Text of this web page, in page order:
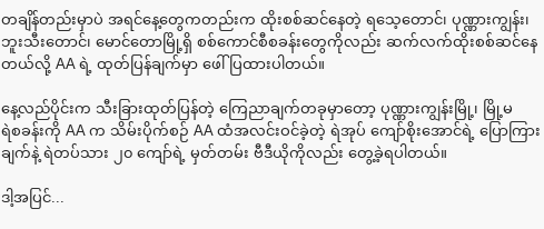
တချိန်တည်းမှာပဲ အရင်နေ့တွေကတည်းက ထိုးစစ်ဆင်နေတဲ့ ရသေ့တောင်၊ ပုဏ္ဏားကျွန်း၊
ဘူးသီးတောင်၊ မောင်တောမြို့ရှိ စစ်ကောင်စီစခန်းတွေကိုလည်း ဆက်လက်ထိုးစစ်ဆင်နေ
တယ်လို့ AA ရဲ့ ထုတ်ပြန်ချက်မှာ ဖေါ်ပြထားပါတယ်။
နေ့လည်ပိုင်းက သီးခြားထုတ်ပြန်တဲ့ ကြေညာချက်တခုမှာတော့ ပုဏ္ဏားကျွန်းမြို့၊ မြို့မ
ရဲစခန်းကို AA က သိမ်းပိုက်စဉ် AA ထံအလင်းဝင်ခဲ့တဲ့ ရဲအုပ် ကျော်စိုးအောင်ရဲ့ ပြောကြား
ချက်နဲ့ ရဲတပ်သား ၂၀ ကျော်ရဲ့ မှတ်တမ်း ဗီဒီယိုကိုလည်း တွေ့ခဲ့ရပါတယ်။
ဒါ့အပြင်...